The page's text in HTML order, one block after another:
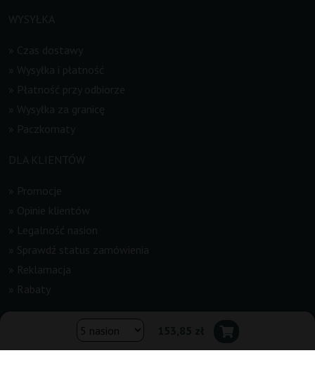
WYSYŁKA
Czas dostawy
Wysyłka i płatność
Płatność przy odbiorze
Wysyłka za granicę
Paczkomaty
DLA KLIENTÓW
Promocje
Opinie klientów
Legalność nasion
Sprawdź status zamówienia
Reklamacja
Rabaty
»Newsletter